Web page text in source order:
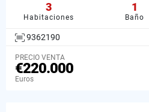
3
Habitaciones
1
Baño
9362190
PRECIO VENTA
€220.000
Euros